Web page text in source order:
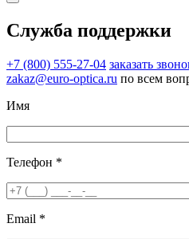
Служба поддержки
+7 (800) 555-27-04 заказать
zakaz@euro-optica.ru по всем
Имя
Телефон *
Email *